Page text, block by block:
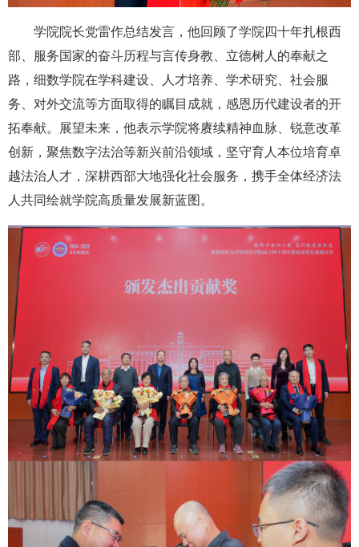
学院院长党雷作总结发言，他回顾了学院四十年扎根西
部、服务国家的奋斗历程与言传身教、立德树人的奉献之
路，细数学院在学科建设、人才培养、学术研究、社会服
务、对外交流等方面取得的瞩目成就，感恩历代建设者的开
拓奉献。展望未来，他表示学院将赓续精神血脉、锐意改革
创新，聚焦数字法治等新兴前沿领域，坚守育人本位培育卓
越法治人才，深耕西部大地强化社会服务，携手全体经济法
人共同绘就学院高质量发展新蓝图。